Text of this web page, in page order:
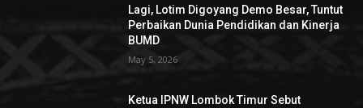
Lagi, Lotim Digoyang Demo Besar, Tuntut
Perbaikan Dunia Pendidikan dan Kinerja
BUMD
May 5, 2026
Ketua IPNW Lombok Timur Sebut